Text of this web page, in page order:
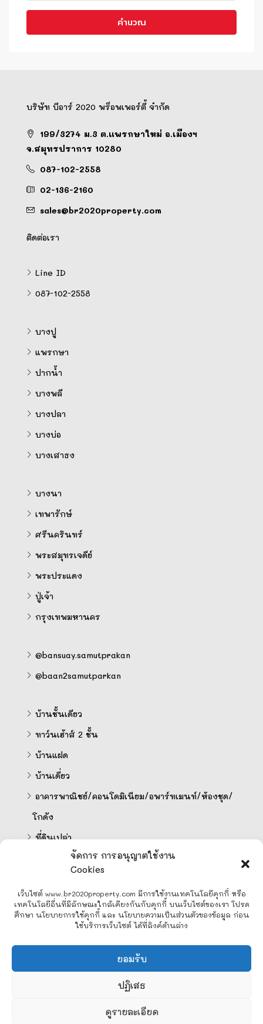
จัดการ การอนุญาตใช้งาน
Cookies
เว็บไซต์ www.br2020property.com มีการใช้งานเทคโนโลยีคุกกี้ หรือ
เทคโนโลยีอื่นที่มีลักษณะใกล้เคียงกันกับคุกกี้ บนเว็บไซต์ของเรา โปรด
ศึกษา นโยบายการใช้คุกกี้ และ นโยบายความเป็นส่วนตัวของข้อมูล ก่อน
ใช้บริการเว็บไซต์ ได้ที่ลิงค์ด้านล่าง
ยอมรับ
ปฏิเสธ
ดูรายละเอียด
คำนวณ
บริษัท บีอาร์ 2020 พร็อพเพอร์ตี้ จำกัด
199/3274 ม.3 ต.แพรกษาใหม่ อ.เมืองฯ
จ.สมุทรปราการ 10280
087-102-2558
02-136-2160
sales@br2020property.com
ติดต่อเรา
Line ID
087-102-2558
บางปู
แพรกษา
ปากน้ำ
บางพลี
บางปลา
บางบ่อ
บางเสาธง
บางนา
เทพารักษ์
ศรีนครินทร์
พระสมุทรเจดีย์
พระประแดง
ปู่เจ้า
กรุงเทพมหานคร
@bansuay.samutprakan
@baan2samutparkan
บ้านชั้นเดียว
ทาว์นเฮ้าส์ 2 ชั้น
บ้านแฝด
บ้านเดี่ยว
อาคารพาณิชย์/คอนโดมิเนียม/อพาร์ทเมนท์/ห้องชุด/
โกดัง
ที่ดินเปล่า
คำนวนสินเชื่อออนไลน์